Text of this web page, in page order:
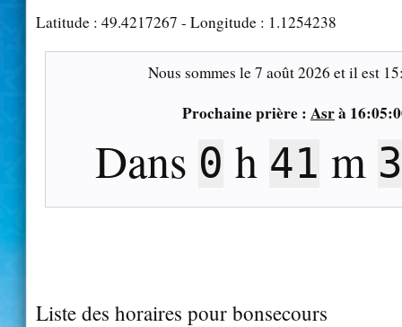
Latitude : 49.4217267 - Longitude : 1.1254238
Nous sommes le7 août 2026 et il est
Prochaine prière : Asrà
Dans 0 h 41 m
Liste des horaires pour bonsecours